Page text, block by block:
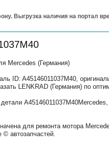
Выгрузка наличия на портал
Mercedes (Германия)
ID: A45146011037M40,
LENKRAD (Германия) по
для ремонта мотора
автозапчастей.